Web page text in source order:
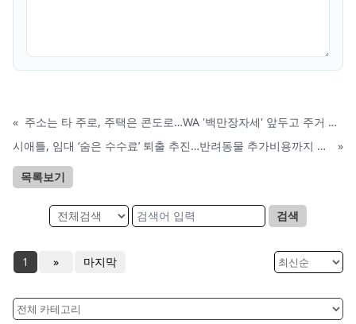
«
주소는 타 주로, 주택은 콘도로…WA '백만장자세' 앞두고 주거 세탁
시애틀, 임대 ‘숨은 수수료’ 퇴출 추진…반려동물 추가비용까지 금지 검토
»
목록보기
검색
1 » 마지막